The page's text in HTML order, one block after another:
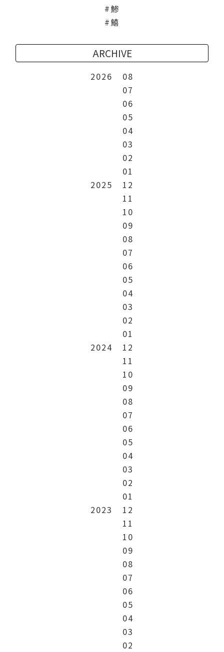
鯵
鱚
ARCHIVE
2026
08
07
06
05
04
03
02
01
2025
12
11
10
09
08
07
06
05
04
03
02
01
2024
12
11
10
09
08
07
06
05
04
03
02
01
2023
12
11
10
09
08
07
06
05
04
03
02